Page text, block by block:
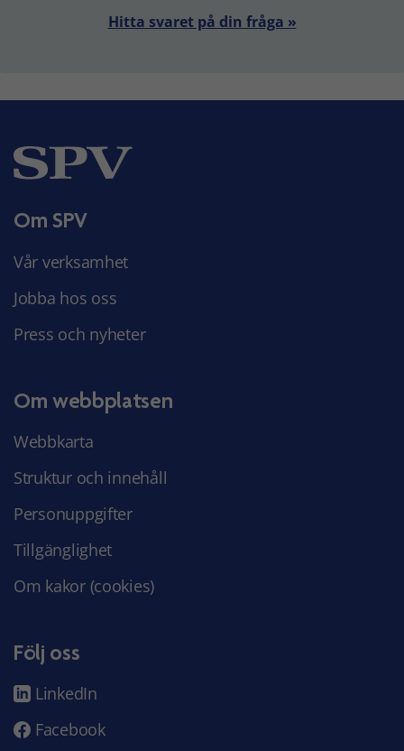
Hitta svaret på din fråga »
Om SPV
Vår verksamhet
Jobba hos oss
Press och nyheter
Om webbplatsen
Webbkarta
Struktur och innehåll
Personuppgifter
Tillgänglighet
Om kakor (cookies)
Följ oss
LinkedIn
Facebook